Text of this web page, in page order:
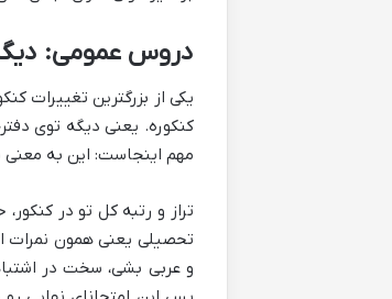
دروس عمومی:
یکی از بزرگترین تغییرات
کنکوره. یعنی دیگه توی
مهم اینجاست: این به
تراز و رتبه کل تو در
تحصیلی یعنی همون نمرات
و عربی بشی، سخت در